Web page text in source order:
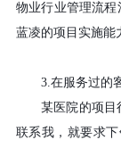
物业行业管理流程
蓝凌的项目实施能
3.在服务过的
某医院的项目
联系我，就要求